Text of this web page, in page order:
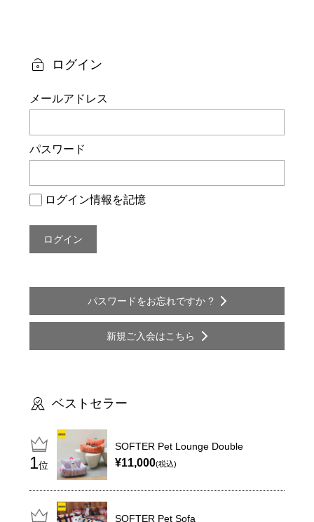
ー
シ
ョ
ン
ログイン
メールアドレス
パスワード
ログイン情報を記憶
パスワードをお忘れですか ?
新規ご入会はこちら
ベストセラー
位
SOFTER Pet Lounge Double
¥11,000(税込)
SOFTER Pet Sofa